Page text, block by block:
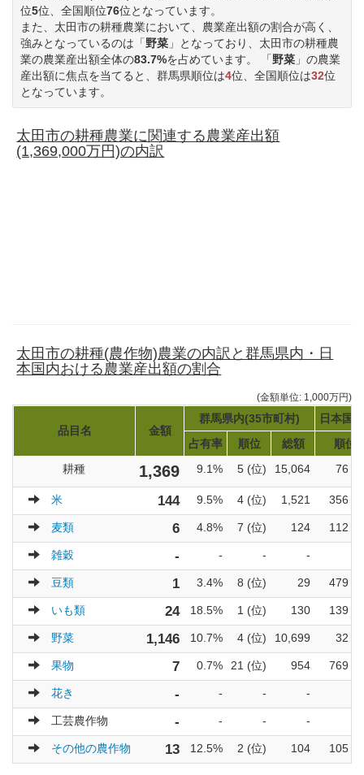
位5位、全国順位76位となっています。
また、太田市の耕種農業において、農業産出額の割合が高く、
強みとなっているのは「野菜 」となっており、太田市の耕種農
業の農業産出額全体の83.7%を占めています。 「野菜 」の農業
産出額に焦点を当てると、群馬県順位は4位、全国順位は32位
となっています。
太田市の耕種農業に関連する農業産出額
(1,369,000万円)の内訳
太田市の耕種(農作物)農業の内訳と群馬県内・日
本国内おける農業産出額の割合
(金額単位: 1,000万円)
品目名 金額
群馬県内(35市町村)
日本国
占有率
順位 総額
順位
耕種
1,369 9.1% 5 (位) 15,064 76 (
米 144 9.5% 4 (位) 1,521 356 (
麦類 6 4.8% 7 (位) 124 112 (
雑穀 - - - -
豆類 1 3.4% 8 (位) 29 479 (
いも類 24 18.5% 1 (位) 130 139 (
野菜 1,146 10.7% 4 (位) 10,699 32 (
果物 7 0.7% 21 (位) 954 769 (
花き - - - -
工芸農作物 - - - -
その他の農作物 13 12.5% 2 (位) 104 105 (